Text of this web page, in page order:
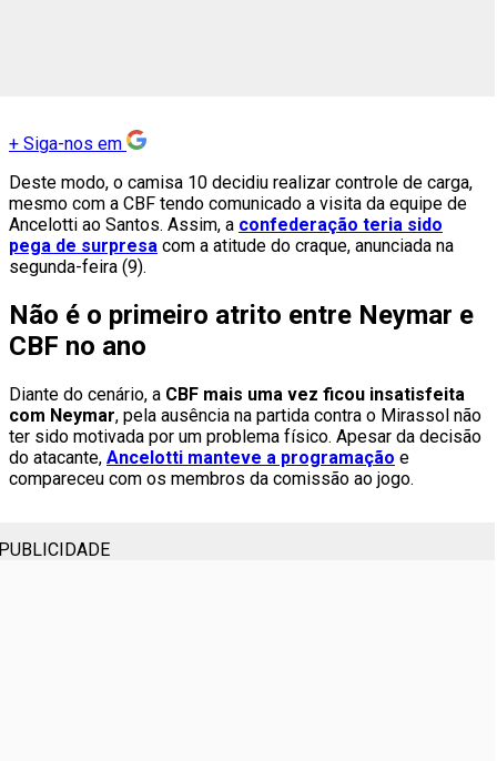
+ Siga-nos em
Deste modo, o camisa 10 decidiu realizar controle de carga,
mesmo com a CBF tendo comunicado a visita da equipe de
Ancelotti ao Santos. Assim, a confederação teria sido
pega de surpresa com a atitude do craque, anunciada na
segunda-feira (9).
Não é o primeiro atrito entre Neymar e
CBF no ano
Diante do cenário, a CBF mais uma vez ficou insatisfeita
com Neymar, pela ausência na partida contra o Mirassol não
ter sido motivada por um problema físico. Apesar da decisão
do atacante, Ancelotti manteve a programação e
compareceu com os membros da comissão ao jogo.